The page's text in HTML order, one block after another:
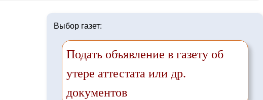
Выбор газет:
Подать объявление в газету об
утере аттестата или др.
документов